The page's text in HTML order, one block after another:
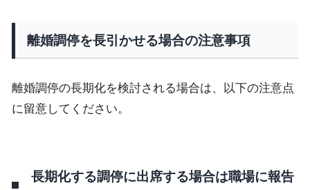
離婚調停を長引かせる場合の注意事項
離婚調停の長期化を検討される場合は、以下の注意点
に留意してください。
長期化する調停に出席する場合は職場に報告